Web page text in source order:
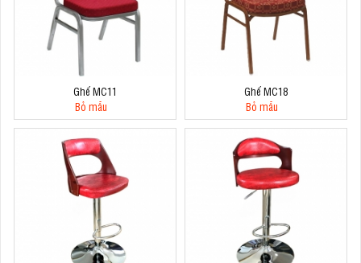
Ghế MC11
Bỏ mẫu
Ghế MC18
Bỏ mẫu